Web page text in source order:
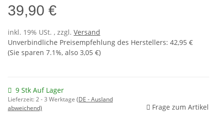
39,90 €
inkl. 19% USt. , zzgl. Versand
Unverbindliche Preisempfehlung des Herstellers: 42,95 €
(Sie sparen 7.1%, also 3,05 €)
9 Stk Auf Lager
Lieferzeit:2 - 3 Werktage (DE - Ausland
abweichend)
Frage zum Artikel